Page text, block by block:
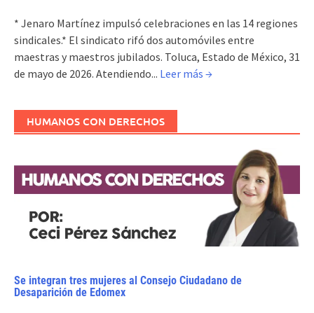
* Jenaro Martínez impulsó celebraciones en las 14 regiones
sindicales.* El sindicato rifó dos automóviles entre
maestras y maestros jubilados. Toluca, Estado de México, 31
de mayo de 2026. Atendiendo... Leer más →
HUMANOS CON DERECHOS
Se integran tres mujeres al Consejo Ciudadano de
Desaparición de Edomex